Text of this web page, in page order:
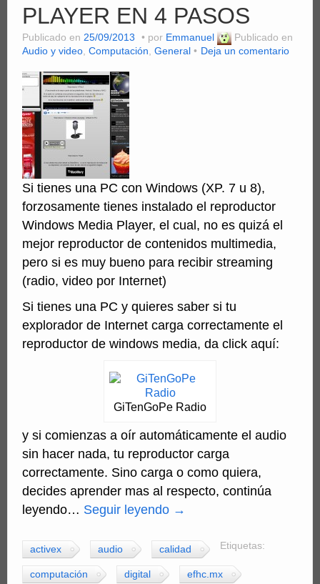
PLAYER EN 4 PASOS
Publicado en 25/09/2013 por Emmanuel
Publicado en
Audio y video Computación General Deja un comentario
Si tienes una PC con Windows (XP. 7 u 8),
forzosamente tienes instalado el reproductor
Windows Media Player, el cual, no es quizá el
mejor reproductor de contenidos multimedia,
pero si es muy bueno para recibir streaming
(radio, video por Internet)
Si tienes una PC y quieres saber si tu
explorador de Internet carga correctamente el
reproductor de windows media, da click aquí:
GiTenGoPe Radio
y si comienzas a oír automáticamente el audio
sin hacer nada, tu reproductor carga
correctamente. Sino carga o como quiera,
decides aprender mas al respecto, continúa
leyendo… Seguir leyendo →
Etiquetas:
activex audio calidad
computación digital efhc.mx